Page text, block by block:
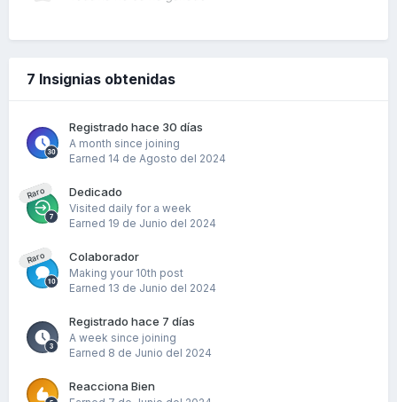
7 Insignias obtenidas
Registrado hace 30 días
A month since joining
Earned 14 de Agosto del 2024
Raro Dedicado
Visited daily for a week
Earned 19 de Junio del 2024
Raro Colaborador
Making your 10th post
Earned 13 de Junio del 2024
Registrado hace 7 días
A week since joining
Earned 8 de Junio del 2024
Reacciona Bien